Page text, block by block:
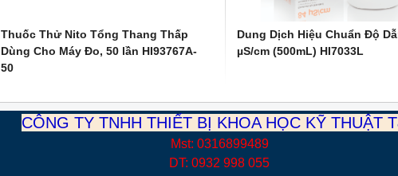
Thuốc Thử Nito Tổng Thang Thấp
Dùng Cho Máy Đo, 50 lần HI93767A-
50
Dung Dịch Hiệu Chuẩn Độ
µS/cm (500mL) HI7033L
CÔNG TY TNHH THIẾT BỊ KHOA HỌC KỸ THUẬT
Mst: 0316899489
DT: 0932 998 055